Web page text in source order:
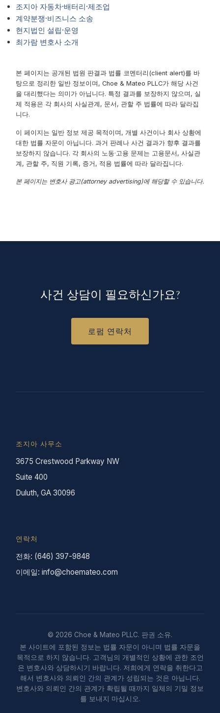
조지아 자동차·배터리·제조업
계약분쟁·비즈니스 소송
현지법인 설립·운영
최가람 변호사 소개
본 페이지는 공개된 법원 판결과 법률 코멘터리(client alert)를 바
탕으로 정리한 일반 정보이며, Choe & Mateo PLLC가 해당 사건
을 대리했다는 의미가 아닙니다. 특정 결과를 보장하지 않으며, 실
제 적용은 각 회사의 사실관계, 문서, 관할 주 법률에 따라 달라집
니다.
이 페이지는 일반 정보 제공 목적이며, 개별 사건이나 회사 상황에
대한 법률 자문이 아닙니다. 과거 판례나 사건 결과가 향후 결과를
보장하지 않습니다. 각 회사의 노동·고용 문제는 고용문서, 사실관
계, 관할 주, 직원 기록, 증거, 적용 법률에 따라 달라집니다.
본 페이지는 변호사 광고(attorney advertising)에 해당할 수 있습니다.
사건 상담이 필요하신가요?
로펌 연락처
조지아 사무소
3675 Crestwood Parkway NW
Suite 400
Duluth, GA 30096
연락처
전화: (646) 397-9848
이메일: info@choemateo.com
© 2026 Choe & Mateo PLLC. 판권 소유.
본 사이트에 포함된 정보는 법률 자문이 아니며 법률 자문을
목적으로 하지 않습니다. 고객님의 개별적인 상황에 관한 조언
은 변호사와 상담하시기 바랍니다. 저희에게 연락을 취한다고
해서 변호사와 의뢰인 간의 관계가 성립되는 것은 아닙니다.
변호사와 의뢰인 간의 관계가 확립될 때까지 일체의 기밀 정보
를 보내지 마십시오.